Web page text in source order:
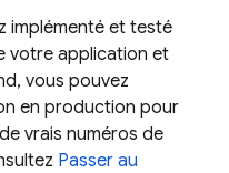
implémenté et testé
votre application et
vous pouvez
en production pour
vrais numéros de
Passer au